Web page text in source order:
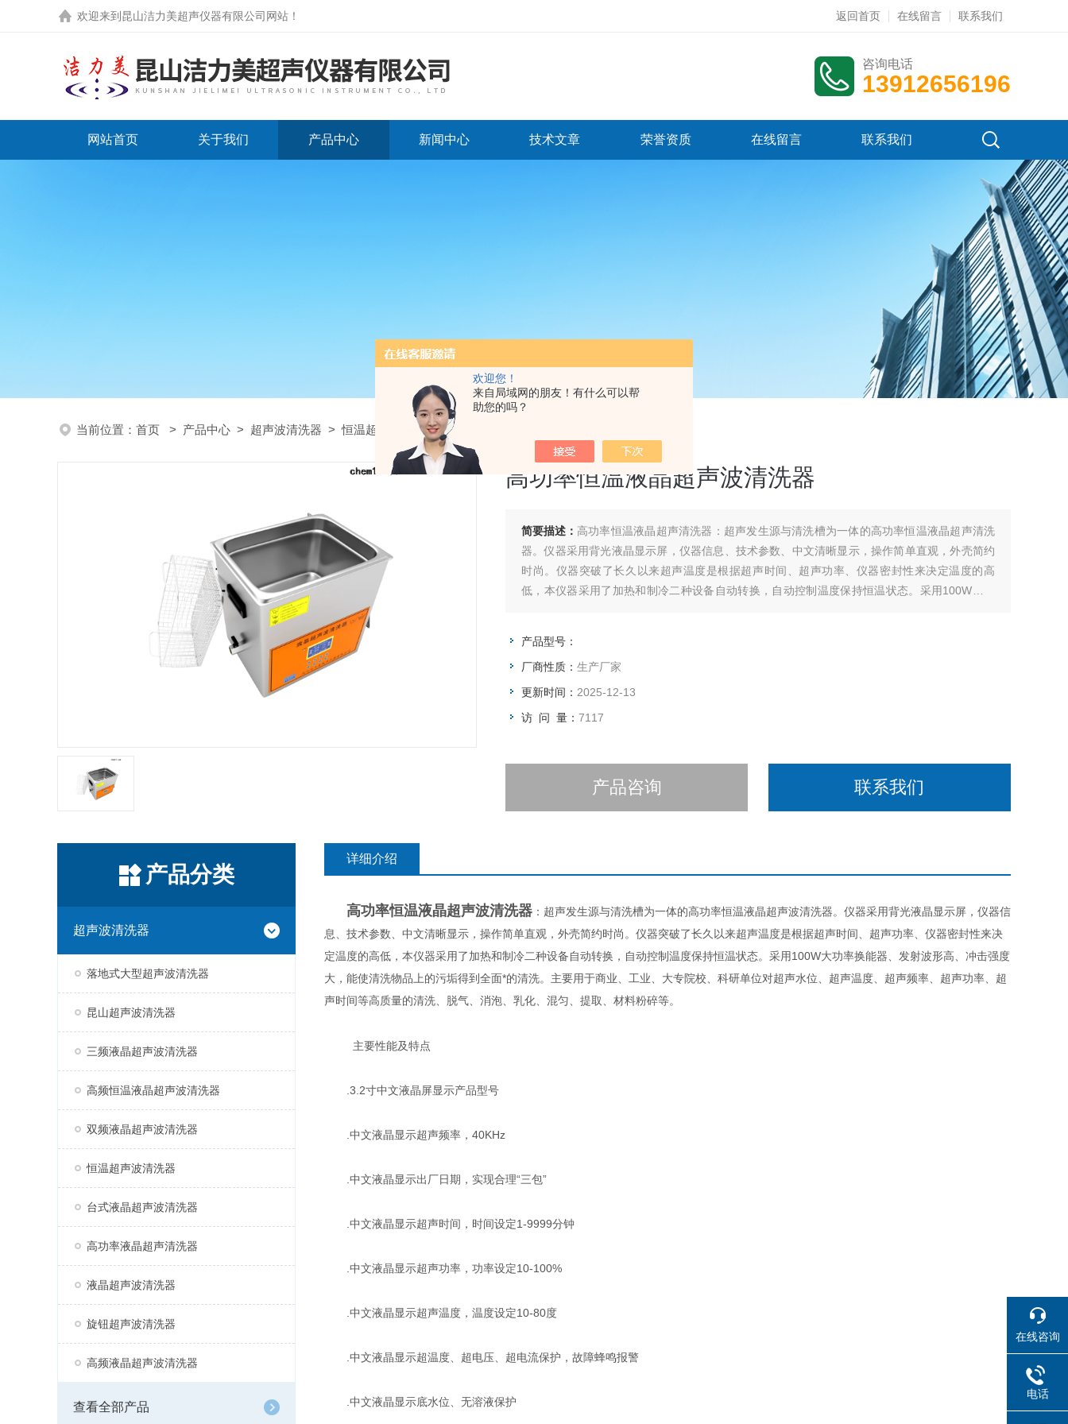
欢迎您！
来自局域网的朋友！有什么可以帮
助您的吗？
欢迎来到 昆山洁力美超声仪器有限公司网站 ！ 返回首页 在线留言 联系我们
咨询电话
13912656196
网站首页 关于我们 产品中心 新闻中心 技术文章 荣誉资质 在线留言 联系我们
当前位置： 首页 > 产品中心 > 超声波清洗器 >恒温超声波清洗器> 高功率恒温液晶超声波清洗器
高功率恒温液晶超声波清洗器
简要描述： 高功率恒温液晶超声清洗器：超声发生源与清洗槽为一体的高功率恒温液晶超声清洗
器。仪器采用背光液晶显示屏，仪器信息、技术参数、中文清晰显示，操作简单直观，外壳简约
时尚。仪器突破了长久以来超声温度是根据超声时间、超声功率、仪器密封性来决定温度的高
低，本仪器采用了加热和制冷二种设备自动转换，自动控制温度保持恒温状态。采用100W大功
产品型号：
厂商性质： 生产厂家
更新时间： 2025-12-13
访 问 量： 7117
产品咨询 联系我们
产品分类
超声波清洗器
落地式大型超声波清洗器
昆山超声波清洗器
三频液晶超声波清洗器
高频恒温液晶超声波清洗器
双频液晶超声波清洗器
恒温超声波清洗器
台式液晶超声波清洗器
高功率液晶超声清洗器
液晶超声波清洗器
旋钮超声波清洗器
高频液晶超声波清洗器
查看全部产品
详细介绍
高功率恒温液晶超声波清洗器 ：超声发生源与清洗槽为一体的高功率恒温液晶超声波清洗器。仪器采用背光液晶显示屏，仪器信
息、技术参数、中文清晰显示，操作简单直观，外壳简约时尚。仪器突破了长久以来超声温度是根据超声时间、超声功率、仪器密封性来决
定温度的高低，本仪器采用了加热和制冷二种设备自动转换，自动控制温度保持恒温状态。采用100W大功率换能器、发射波形高、冲击强度
大，能使清洗物品上的污垢得到全面*的清洗。主要用于商业、工业、大专院校、科研单位对超声水位、超声温度、超声频率、超声功率、超
声时间等高质量的清洗、脱气、消泡、乳化、混匀、提取、材料粉碎等。
主要性能及特点
.3.2寸中文液晶屏显示产品型号
.中文液晶显示超声频率，40KHz
.中文液晶显示出厂日期，实现合理“三包”
.中文液晶显示超声时间，时间设定1-9999分钟
.中文液晶显示超声功率，功率设定10-100%
.中文液晶显示超声温度，温度设定10-80度
.中文液晶显示超温度、超电压、超电流保护，故障蜂鸣报警
.中文液晶显示底水位、无溶液保护
在线咨询
电话